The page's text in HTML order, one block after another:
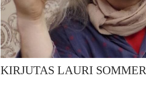
KIRJUTAS LAURI SOMMER